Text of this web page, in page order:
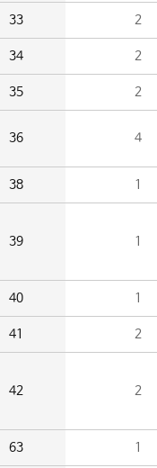
33 2
34 2
35 2
36 4
38 1
39 1
40 1
41 2
42 2
63 1